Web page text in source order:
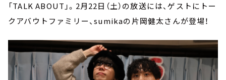
「TALK ABOUT」。2月22日（土）の放送には、ゲストにトー
クアバウトファミリー、sumikaの片岡健太さんが登場！